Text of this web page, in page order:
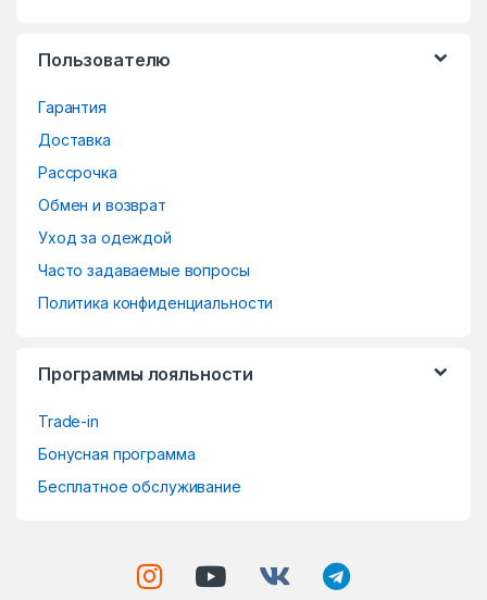
Пользователю
Гарантия
Доставка
Рассрочка
Обмен и возврат
Уход за одеждой
Часто задаваемые вопросы
Политика конфиденциальности
Программы лояльности
Trade-in
Бонусная программа
Бесплатное обслуживание